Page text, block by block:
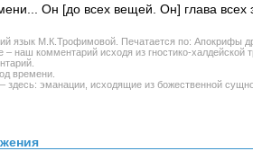
Он [до всех вещей. Он] глава всех
язык М.К.Трофимовой. Печатается по: Апокрифы
– наш комментарий исходя из гностико-
времени.
здесь: эманации, исходящие из божественной